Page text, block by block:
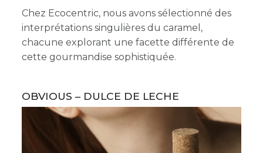
Chez Ecocentric, nous avons sélectionné des
interprétations singulières du caramel,
chacune explorant une facette différente de
cette gourmandise sophistiquée.
OBVIOUS – DULCE DE LECHE